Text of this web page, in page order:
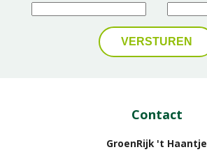
Contact
GroenRijk 't Haantje